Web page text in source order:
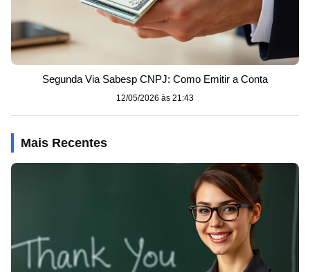
Segunda Via Sabesp CNPJ: Como Emitir a Conta
12/05/2026 às 21:43
Mais Recentes